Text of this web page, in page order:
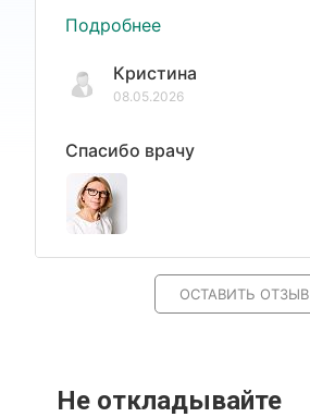
Подробнее
Кристина
08.05.2026
Спасибо врачу
ОСТАВИТЬ ОТЗЫВ
Не откладывайте